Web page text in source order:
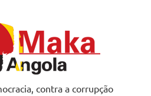
contra a corrupção